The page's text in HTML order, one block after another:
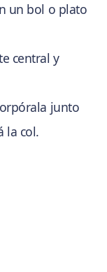
un bol o plato
central y
junto
la col.